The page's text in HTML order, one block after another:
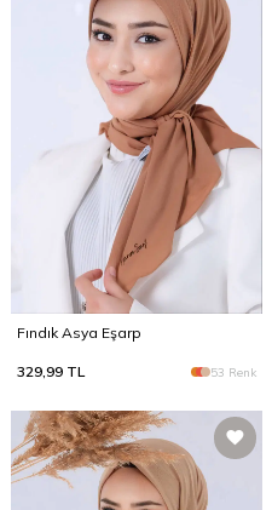
Fındık Asya Eşarp
329,99 TL 53 Renk